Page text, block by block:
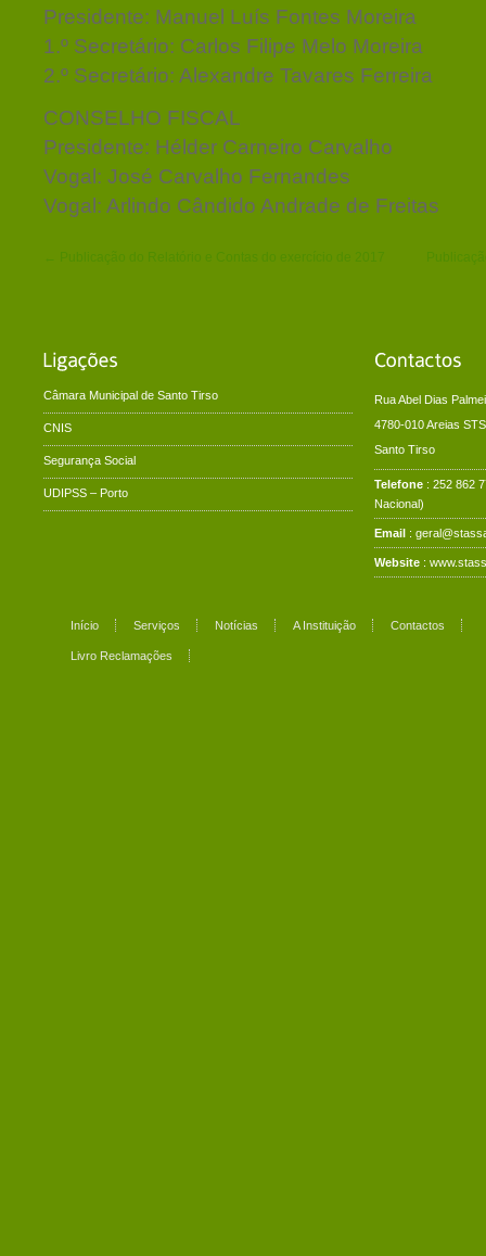
Presidente: Manuel Luís Fontes Moreira
1.º Secretário: Carlos Filipe Melo Moreira
2.º Secretário: Alexandre Tavares Ferreira
CONSELHO FISCAL
Presidente: Hélder Carneiro Carvalho
Vogal: José Carvalho Fernandes
Vogal: Arlindo Cândido Andrade de Freitas
← Publicação do Relatório e Contas do exercício de 2017
Câmara Municipal de Santo Tirso
CNIS
Segurança Social
UDIPSS – Porto
Rua Abel Dias
4780-010 Areias STS
Santo Tirso
Telefone : 252 862
Nacional)
Email :
Website :
Início Serviços Notícias A Instituição Contactos
Livro Reclamações